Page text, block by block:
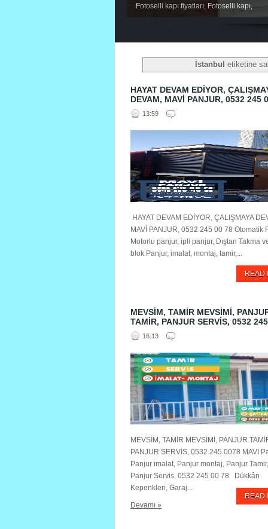
Fotoselli kapı fiyatları, Fotoselli kapı,
İstanbul etiketine
HAYAT DEVAM EDİYOR,
DEVAM, MAVİ PANJUR, 0532 245
13:59
HAYAT DEVAM EDİYOR, ÇALIŞMAYA
MAVİ PANJUR, 0532 245 00 78 Otomatik
Motorlu panjur, ipli panjur, Dıştan Takma
blok Panjur, imalat, montaj, tamir,...
READ
MEVSİM, TAMİR MEVSİMİ,
TAMİR, PANJUR SERVİS, 0532
16:13
MEVSİM, TAMİR MEVSİMİ, PANJUR
PANJUR SERVİS, 0532 245 0078 MAVİ
Panjur imalat, Panjur montaj, Panjur Tamir,
Panjur Servis, 0532 245 00 78 Dükkân
Kepenkleri, Garaj...
READ
Devamı »